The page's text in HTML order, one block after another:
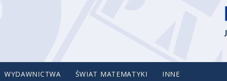
WYDAWNICTWA ŚWIAT MATEMATYKI INNE